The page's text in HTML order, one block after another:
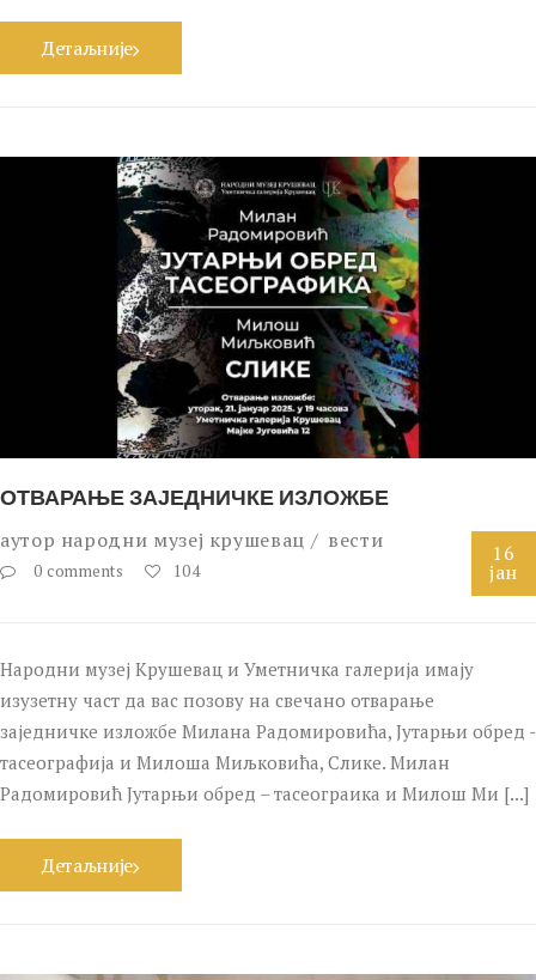
Детаљније
ОТВАРАЊЕ ЗАЈЕДНИЧКЕ ИЗЛОЖБЕ
аутор народни музеј крушевац вести
0 comments 104
16
јан
Народни музеј Крушевац и Уметничка галерија имају
изузетну част да вас позову на свечано отварање
заједничке изложбе Милана Радомировића, Јутарњи обред -
тасеографија и Милоша Миљковића, Слике. Милан
Радомировић Јутарњи обред – тасеограика и Милош Ми [...]
Детаљније